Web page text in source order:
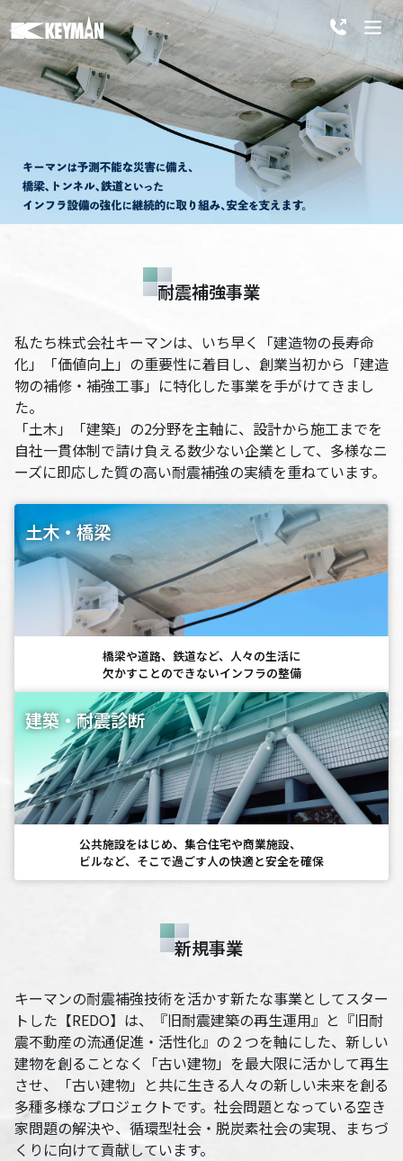
耐震補強事業
私たち株式会社キーマンは、いち早く「建造物の長寿命
化」「価値向上」の重要性に着目し、 創業当初から「建造
物の補修・補強工事」に特化した事業を手がけてきまし
た。
「土木」「建築」の2分野を主軸に、設計から施工までを
自社一貫体制で請け負える数少ない企業として、多様なニ
ーズに即応した質の高い耐震補強の実績を重ねています。
土木・橋梁
橋梁や道路、鉄道など、人々の生活に
欠かすことのできないインフラの整備
建築・耐震診断
公共施設をはじめ、集合住宅や商業施設、
ビルなど、そこで過ごす人の快適と安全を確保
新規事業
キーマンの耐震補強技術を活かす新たな事業としてスター
トした【REDO】は、
『旧耐震建築の再生運用』と『旧耐
震不動産の流通促進・活性化』の２つを軸にした、 新しい
建物を創ることなく「古い建物」を最大限に活かして再生
させ、
「古い建物」と共に生きる人々の新しい未来を創る
多種多様なプロジェクトです。 社会問題となっている空き
家問題の解決や、循環型社会・脱炭素社会の実現、 まちづ
くりに向けて貢献しています。